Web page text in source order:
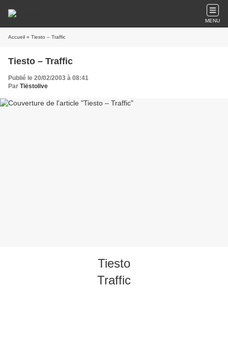
MENU
Accueil » Tiesto – Traffic
Tiesto – Traffic
Publié le 20/02/2003 à 08:41
Par Tiëstolive
Tiesto
Traffic